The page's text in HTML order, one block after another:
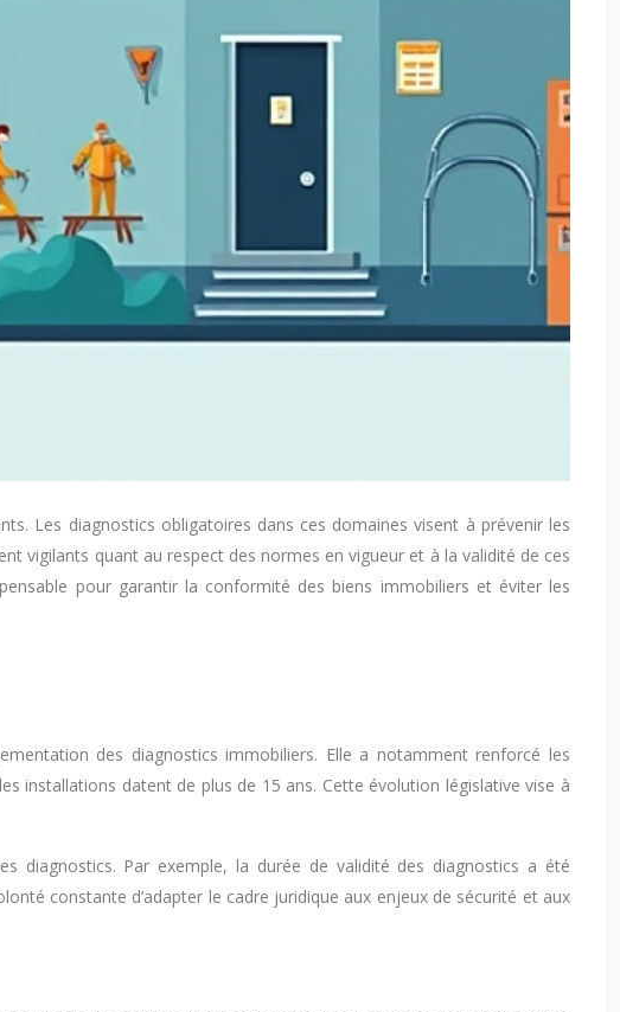
Les diagnostics obligatoires dans ces domaines visent à prévenir les
vigilants quant au respect des normes en vigueur et à la validité de ces
pour garantir la conformité des biens immobiliers et éviter les
des diagnostics immobiliers. Elle a notamment renforcé les
installations datent de plus de 15 ans. Cette évolution législative vise à
diagnostics. Par exemple, la durée de validité des diagnostics a été
constante d’adapter le cadre juridique aux enjeux de sécurité et aux